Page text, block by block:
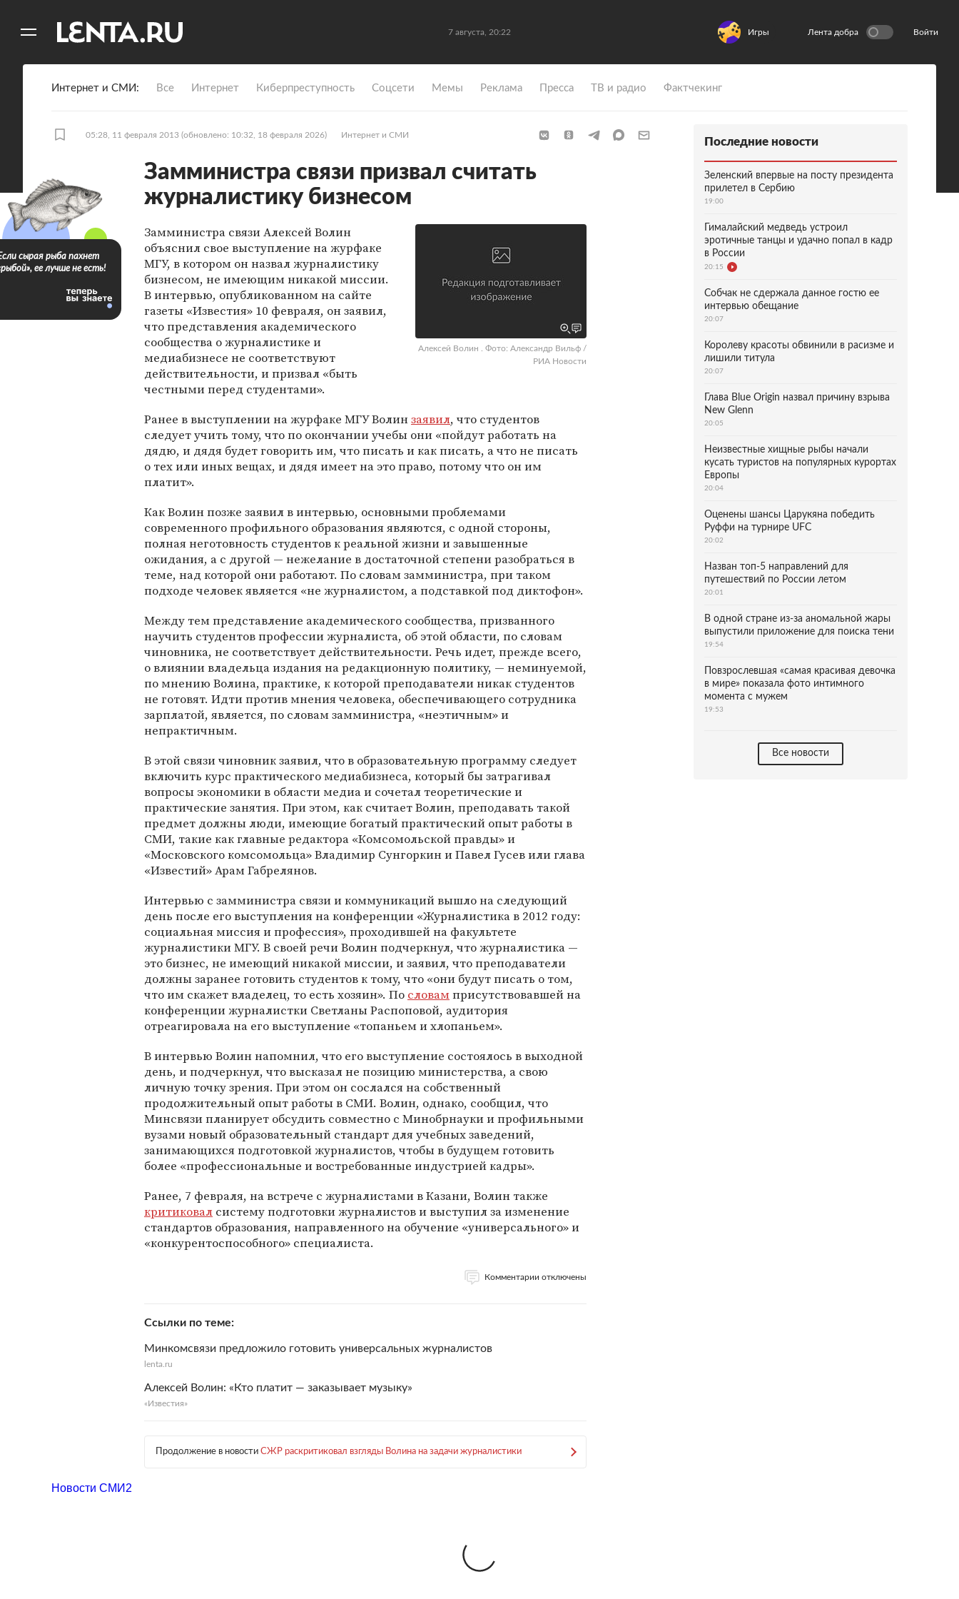
7 августа, 20:22 Игры Лента добра Войти
Интернет и СМИ Все Интернет Киберпреступность Coцсети Мемы Реклама Пресса ТВ и радио Фактчекинг
05:28, 11 февраля 2013 (обновлено: 10:32, 18 февраля 2026) Интернет и СМИ
Замминистра связи призвал считать
журналистику бизнесом
Алексей Волин . Фото: Александр Вильф /
РИА Новости
Замминистра связи Алексей Волин
объяснил свое выступление на журфаке
МГУ, в котором он назвал журналистику
бизнесом, не имеющим никакой миссии.
В интервью, опубликованном на сайте
газеты «Известия» 10 февраля, он заявил,
что представления академического
сообщества о журналистике и
медиабизнесе не соответствуют
действительности, и призвал «быть
честными перед студентами».
Ранее в выступлении на журфаке МГУ Волинзаявил, что студентов
следует учить тому, что по окончании учебы они «пойдут работать на
дядю, и дядя будет говорить им, что писать и как писать, а что не писать
о тех или иных вещах, и дядя имеет на это право, потому что он им
платит».
Как Волин позже заявил в интервью, основными проблемами
современного профильного образования являются, с одной стороны,
полная неготовность студентов к реальной жизни и завышенные
ожидания, а с другой — нежелание в достаточной степени разобраться в
теме, над которой они работают. По словам замминистра, при таком
подходе человек является «не журналистом, а подставкой под диктофон».
Между тем представление академического сообщества, призванного
научить студентов профессии журналиста, об этой области, по словам
чиновника, не соответствует действительности. Речь идет, прежде всего,
о влиянии владельца издания на редакционную политику, — неминуемой,
по мнению Волина, практике, к которой преподаватели никак студентов
не готовят. Идти против мнения человека, обеспечивающего сотрудника
зарплатой, является, по словам замминистра, «неэтичным» и
непрактичным.
В этой связи чиновник заявил, что в образовательную программу следует
включить курс практического медиабизнеса, который бы затрагивал
вопросы экономики в области медиа и сочетал теоретические и
практические занятия. При этом, как считает Волин, преподавать такой
предмет должны люди, имеющие богатый практический опыт работы в
СМИ, такие как главные редактора «Комсомольской правды» и
«Московского комсомольца» Владимир Сунгоркин и Павел Гусев или глава
«Известий» Арам Габрелянов.
Интервью с замминистра связи и коммуникаций вышло на следующий
день после его выступления на конференции «Журналистика в 2012 году:
социальная миссия и профессия», проходившей на факультете
журналистики МГУ. В своей речи Волин подчеркнул, что журналистика —
это бизнес, не имеющий никакой миссии, и заявил, что преподаватели
должны заранее готовить студентов к тому, что «они будут писать о том,
что им скажет владелец, то есть хозяин». По словамприсутствовавшей на
конференции журналистки Светланы Распоповой, аудитория
отреагировала на его выступление «топаньем и хлопаньем».
В интервью Волин напомнил, что его выступление состоялось в выходной
день, и подчеркнул, что высказал не позицию министерства, а свою
личную точку зрения. При этом он сослался на собственный
продолжительный опыт работы в СМИ. Волин, однако, сообщил, что
Минсвязи планирует обсудить совместно с Минобрнауки и профильными
вузами новый образовательный стандарт для учебных заведений,
занимающихся подготовкой журналистов, чтобы в будущем готовить
более «профессиональные и востребованные индустрией кадры».
Ранее, 7 февраля, на встрече с журналистами в Казани, Волин также
критиковал систему подготовки журналистов и выступил за изменение
стандартов образования, направленного на обучение «универсального» и
«конкурентоспособного» специалиста.
Комментарии отключены
Ссылки по теме
Минкомсвязи предложило готовить универсальных журналистов
lenta.ru
Алексей Волин: «Кто платит — заказывает музыку»
«Известия»
Продолжение в новости СЖР раскритиковал взгляды Волина на задачи журналистики
сырая рыба пахнет
ее лучше не есть!
Последние новости
Зеленский впервые на посту президента
прилетел в Сербию
19:00
Гималайский медведь устроил
эротичные танцы и удачно попал в кадр
в России
20:15
Собчак не сдержала данное гостю ее
интервью обещание
20:07
Королеву красоты обвинили в расизме и
лишили титула
20:07
Глава Blue Origin назвал причину взрыва
New Glenn
20:05
Неизвестные хищные рыбы начали
кусать туристов на популярных курортах
Европы
20:04
Оценены шансы Царукяна победить
Руффи на турнире UFC
20:02
Назван топ-5 направлений для
путешествий по России летом
20:01
В одной стране из-за аномальной жары
выпустили приложение для поиска тени
19:54
Повзрослевшая «самая красивая девочка
в мире» показала фото интимного
момента с мужем
19:53
Все новости
Новости СМИ2